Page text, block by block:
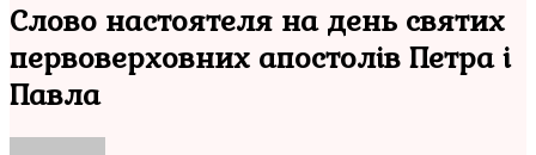
Слово настоятеля на день святих
первоверховних апостолів Петра і
Павла